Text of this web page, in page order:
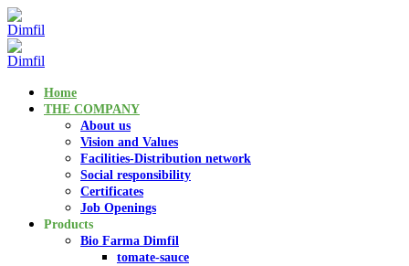
Home
THE COMPANY
About us
Vision and Values
Facilities-Distribution network
Social responsibility
Certificates
Job Openings
Products
Bio Farma Dimfil
tomate-sauce